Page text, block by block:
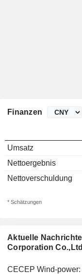
Aktuelle
Corporation
CECEP Wind-
Finanzen
Umsatz
Nettoergebnis
Nettoverschuldung
* Schätzungen